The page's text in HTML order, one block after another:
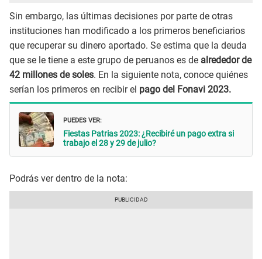
Sin embargo, las últimas decisiones por parte de otras
instituciones han modificado a los primeros beneficiarios
que recuperar su dinero aportado. Se estima que la deuda
que se le tiene a este grupo de peruanos es de alrededor de
42 millones de soles. En la siguiente nota, conoce quiénes
serían los primeros en recibir el pago del Fonavi 2023.
PUEDES VER:
Fiestas Patrias 2023: ¿Recibiré un pago extra si
trabajo el 28 y 29 de julio?
Podrás ver dentro de la nota: